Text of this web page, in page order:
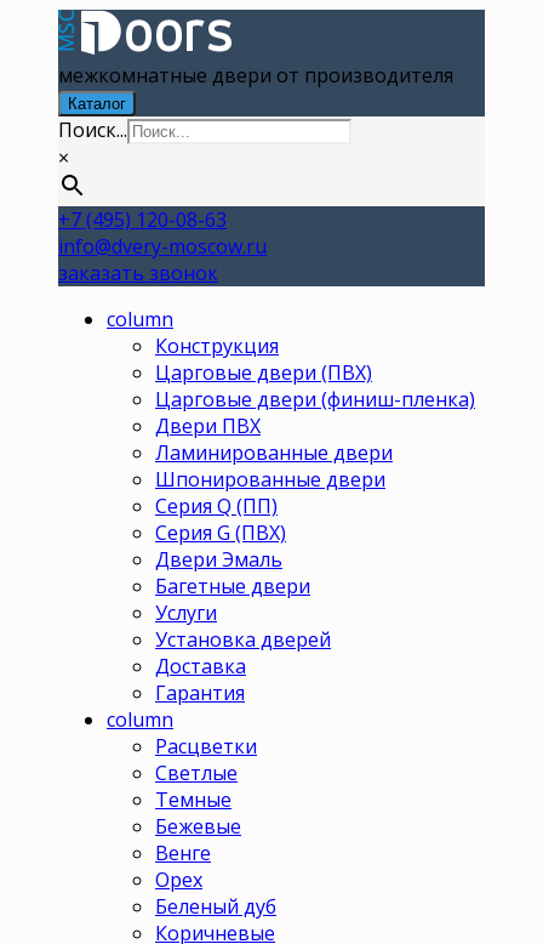
межкомнатные двери от производителя
Каталог
Поиск...
×
+7 (495) 120-08-63
info@dvery-moscow.ru
заказать звонок
column
Конструкция
Царговые двери (ПВХ)
Царговые двери (финиш-пленка)
Двери ПВХ
Ламинированные двери
Шпонированные двери
Серия Q (ПП)
Серия G (ПВХ)
Двери Эмаль
Багетные двери
Услуги
Установка дверей
Доставка
Гарантия
column
Расцветки
Светлые
Темные
Бежевые
Венге
Орех
Беленый дуб
Коричневые